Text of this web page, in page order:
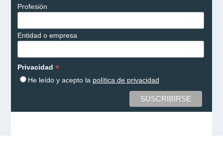
Profesión
Entidad o empresa
Privacidad *
He leído y acepto la política de privacidad